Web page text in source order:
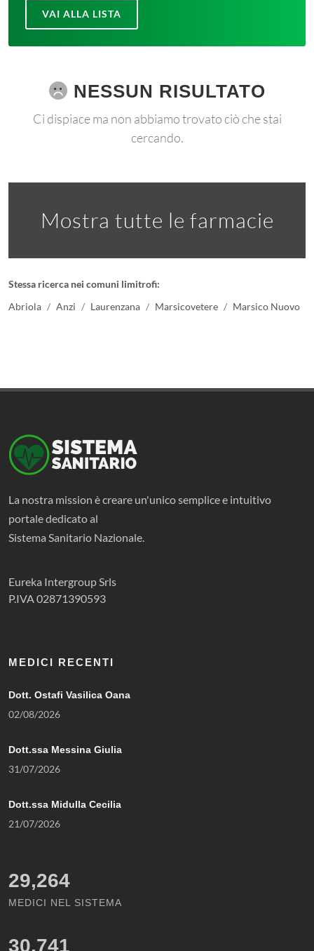
VAI ALLA LISTA
NESSUN RISULTATO
Ci dispiace ma non abbiamo trovato ciò che stai
cercando.
Mostra tutte le farmacie
Stessa ricerca nei comuni limitrofi:
Abriola
Anzi Laurenzana Marsicovetere Marsico Nuovo
La nostra mission è creare un'unico semplice e intuitivo
portale dedicato al
Sistema Sanitario Nazionale.
Eureka Intergroup Srls
P.IVA 02871390593
MEDICI RECENTI
Dott. Ostafi Vasilica Oana
02/08/2026
Dott.ssa Messina Giulia
31/07/2026
Dott.ssa Midulla Cecilia
21/07/2026
29,264
MEDICI NEL SISTEMA
30,741